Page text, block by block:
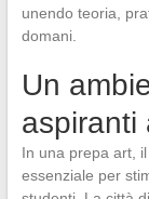
unendo teoria,
domani.
Un
aspiranti
In una prepa art,
essenziale per